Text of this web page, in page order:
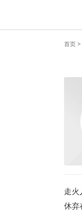
首页 >
走火
休弃